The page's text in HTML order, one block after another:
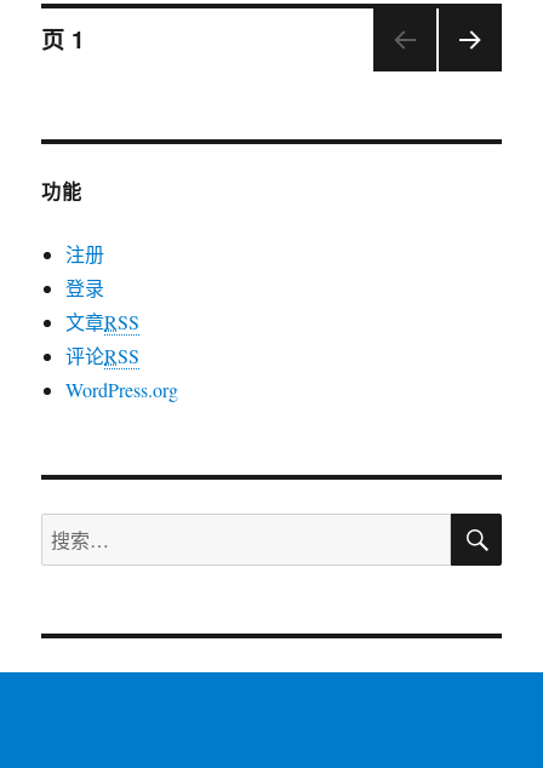
神
文
导
航
页 1
功能
注册
登录
文章RSS
评论RSS
WordPress.org
搜
索：
搜